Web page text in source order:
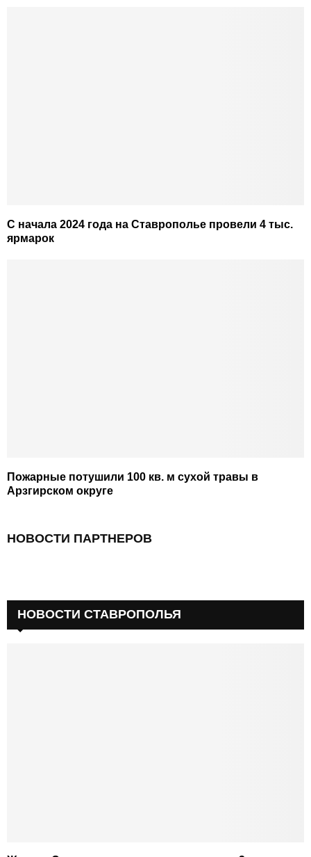
С начала 2024 года на Ставрополье провели 4 тыс.
ярмарок
Пожарные потушили 100 кв. м сухой травы в
Арзгирском округе
НОВОСТИ ПАРТНЕРОВ
НОВОСТИ СТАВРОПОЛЬЯ